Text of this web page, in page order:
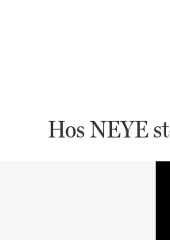
Hos NEYE